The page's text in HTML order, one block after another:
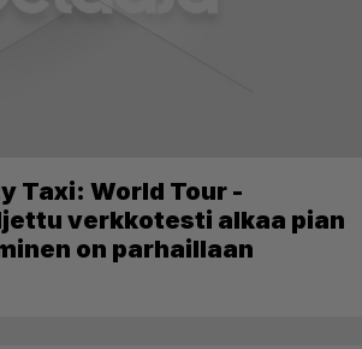
Taxi: World Tour -
verkkotesti alkaa pian
on parhaillaan